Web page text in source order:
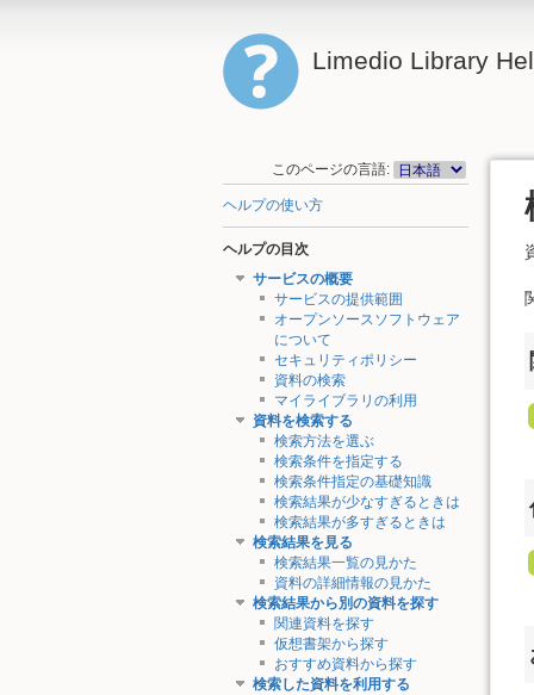
Limedio Library
このページの言語:
ヘルプの使い方
ヘルプの目次
サービスの概要
サービスの提供範囲
オープンソースソフトウェア
について
セキュリティポリシー
資料の検索
マイライブラリの利用
資料を検索する
検索方法を選ぶ
検索条件を指定する
検索条件指定の基礎知識
検索結果が少なすぎるときは
検索結果が多すぎるときは
検索結果を見る
検索結果一覧の見かた
資料の詳細情報の見かた
検索結果から別の資料を探す
関連資料を探す
仮想書架から探す
おすすめ資料から探す
検索した資料を利用する